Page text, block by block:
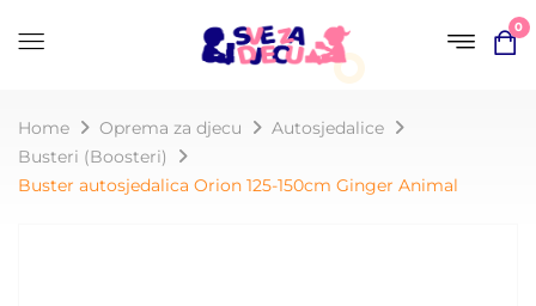
0
Home Oprema za djecu
Autosjedalice
Busteri (Boosteri)
Buster autosjedalica Orion 125-150cm Ginger Animal